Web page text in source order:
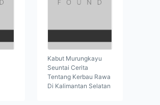
Kabut Murungkayu
Seuntai Cerita
Tentang Kerbau Rawa
Di Kalimantan Selatan